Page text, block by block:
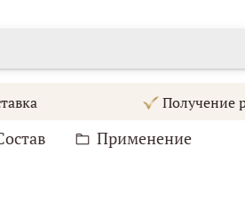
Получение
Применение